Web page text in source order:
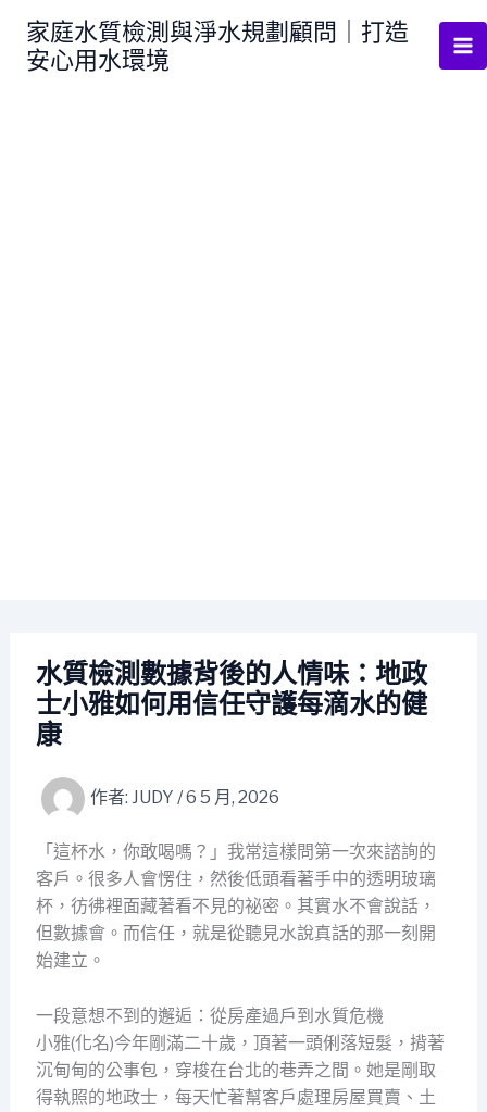
家庭水質檢測與淨水規劃顧問｜打造
安心用水環境
水質檢測數據背後的人情味：地政
士小雅如何用信任守護每滴水的健
康
作者: JUDY /6 5 月, 2026
「這杯水，你敢喝嗎？」我常這樣問第一次來諮詢的
客戶。很多人會愣住，然後低頭看著手中的透明玻璃
杯，彷彿裡面藏著看不見的祕密。其實水不會說話，
但數據會。而信任，就是從聽見水說真話的那一刻開
始建立。
一段意想不到的邂逅：從房產過戶到水質危機
小雅(化名)今年剛滿二十歲，頂著一頭俐落短髮，揹著
沉甸甸的公事包，穿梭在台北的巷弄之間。她是剛取
得執照的地政士，每天忙著幫客戶處理房屋買賣、土